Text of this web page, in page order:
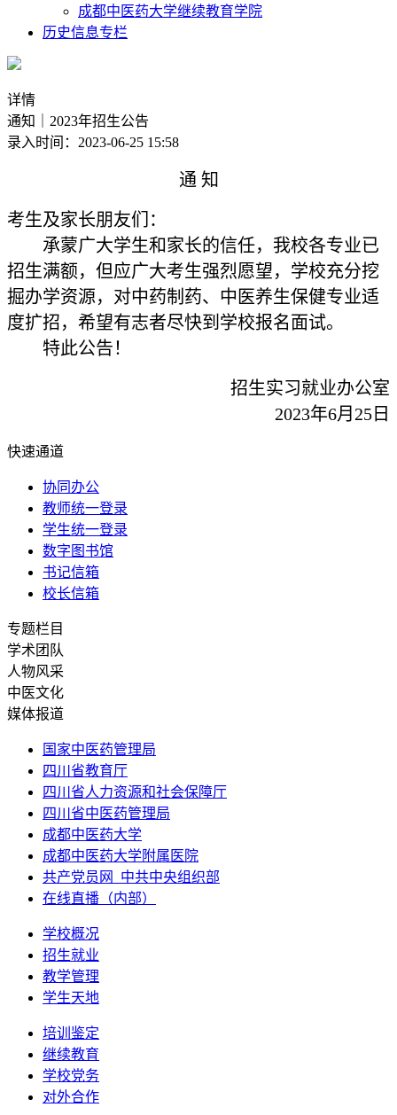
成都中医药大学继续教育学院
历史信息专栏
详情
通知｜2023年招生公告
录入时间：2023-06-25 15:58
通 知
考生及家长朋友们：
承蒙广大学生和家长的信任，我校各专业已
招生满额，但应广大考生强烈愿望，学校充分挖
掘办学资源，对中药制药、中医养生保健专业适
度扩招，希望有志者尽快到学校报名面试。
特此公告！
招生实习就业办公室
2023年6月25日
快速通道
协同办公
教师统一登录
学生统一登录
数字图书馆
书记信箱
校长信箱
专题栏目
学术团队
人物风采
中医文化
媒体报道
国家中医药管理局
四川省教育厅
四川省人力资源和社会保障厅
四川省中医药管理局
成都中医药大学
成都中医药大学附属医院
共产党员网_中共中央组织部
在线直播（内部）
学校概况
招生就业
教学管理
学生天地
培训鉴定
继续教育
学校党务
对外合作